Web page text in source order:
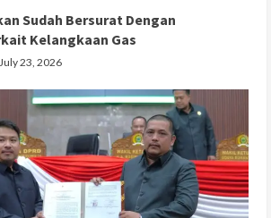
Sudah Bersurat Dengan
Kelangkaan Gas
July 23, 2026